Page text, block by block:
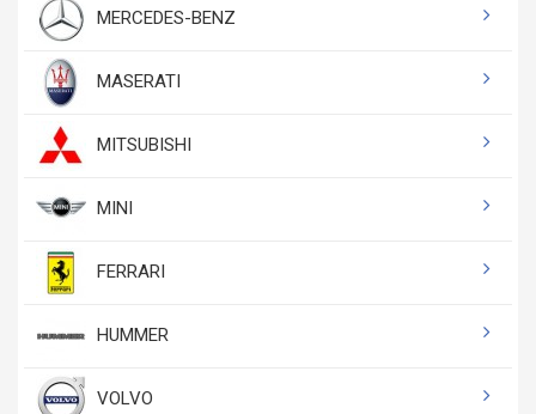
MERCEDES-BENZ
MASERATI
MITSUBISHI
MINI
FERRARI
HUMMER
VOLVO